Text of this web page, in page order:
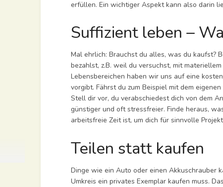
erfüllen. Ein wichtiger Aspekt kann also darin
Suffizient leben –
Mal ehrlich: Brauchst du alles, was du kaufst?
bezahlst, z.B. weil du versuchst, mit
Lebensbereichen haben wir uns auf eine
vorgibt. Fährst du zum Beispiel mit dem
Stell dir vor, du verabschiedest dich von dem
günstiger und oft stressfreier. Finde heraus,
arbeitsfreie Zeit ist, um dich für sinnvolle
Teilen statt kaufen
Dinge wie ein Auto oder einen Akkuschrauber
Umkreis ein privates Exemplar kaufen muss.